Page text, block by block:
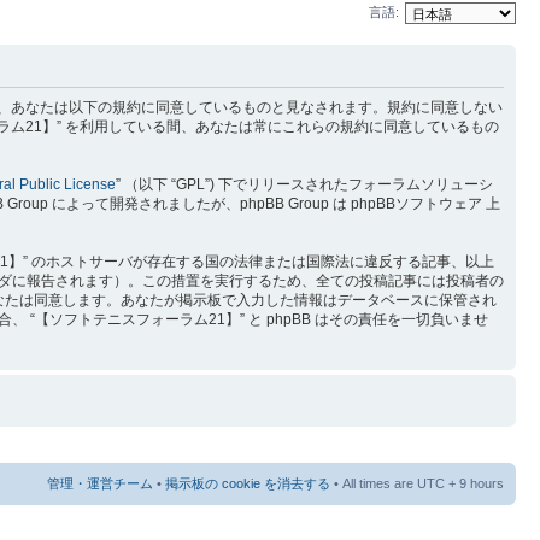
言語:
あなたは以下の規約に同意しているものと見なされます。規約に同意しない
21】” を利用している間、あなたは常にこれらの規約に同意しているもの
Public License” （以下 “GPL”) 下でリリースされたフォーラムソリューシ
によって開発されましたが、phpBB Group は phpBBソフトウェア 上
” のホストサーバが存在する国の法律または国際法に違反する記事、以上
報告されます）。この措置を実行するため、全ての投稿記事には投稿者の
は同意します。あなたが掲示板で入力した情報はデータベースに保管され
“【ソフトテニスフォーラム21】” と phpBB はその責任を一切負いませ
管理・運営チーム • 掲示板の cookie を消去する • All times are UTC + 9 hours